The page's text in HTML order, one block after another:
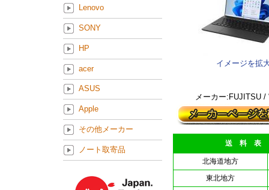
イメージを拡
メーカー:FUJITSU /
送 料 表
北海道地方
東北地方
Lenovo
SONY
HP
acer
ASUS
Apple
その他メーカー
ノート取寄品